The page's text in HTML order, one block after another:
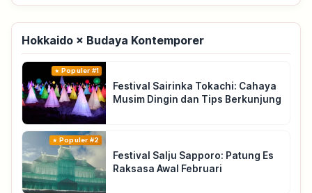
Hokkaido × Budaya Kontemporer
Populer #1
Festival Sairinka Tokachi: Cahaya
Musim Dingin dan Tips Berkunjung
Populer #2
Festival Salju Sapporo: Patung Es
Raksasa Awal Februari